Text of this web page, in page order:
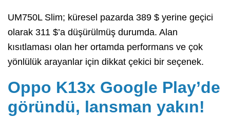
UM750L Slim; küresel pazarda 389 $ yerine geçici
olarak 311 $’a düşürülmüş durumda. Alan
kısıtlaması olan her ortamda performans ve çok
yönlülük arayanlar için dikkat çekici bir seçenek.
Oppo K13x Google Play’de
göründü, lansman yakın!